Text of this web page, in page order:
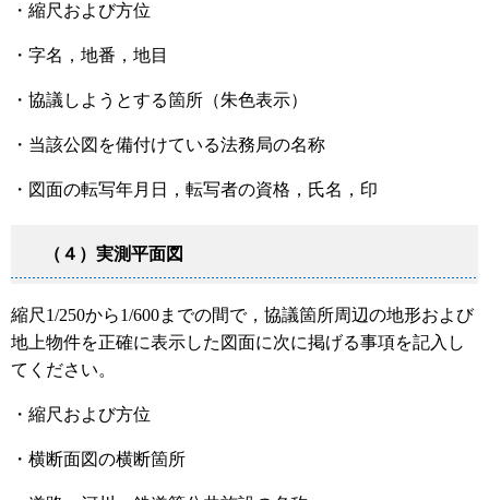
・縮尺および方位
・字名，地番，地目
・協議しようとする箇所（朱色表示）
・当該公図を備付けている法務局の名称
・図面の転写年月日，転写者の資格，氏名，印
（４）実測平面図
縮尺1/250から1/600までの間で，協議箇所周辺の地形および
地上物件を正確に表示した図面に次に掲げる事項を記入し
てください。
・縮尺および方位
・横断面図の横断箇所